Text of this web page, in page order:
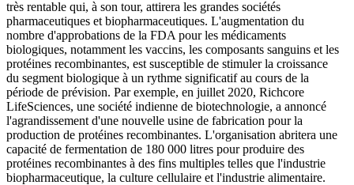
très rentable qui, à son tour, attirera les grandes sociétés
pharmaceutiques et biopharmaceutiques. L'augmentation du
nombre d'approbations de la FDA pour les médicaments
biologiques, notamment les vaccins, les composants sanguins et les
protéines recombinantes, est susceptible de stimuler la croissance
du segment biologique à un rythme significatif au cours de la
période de prévision. Par exemple, en juillet 2020, Richcore
LifeSciences, une société indienne de biotechnologie, a annoncé
l'agrandissement d'une nouvelle usine de fabrication pour la
production de protéines recombinantes. L'organisation abritera une
capacité de fermentation de 180 000 litres pour produire des
protéines recombinantes à des fins multiples telles que l'industrie
biopharmaceutique, la culture cellulaire et l'industrie alimentaire.